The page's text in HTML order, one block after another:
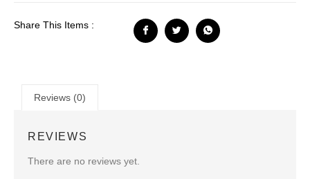
Share This Items :
Reviews (0)
REVIEWS
There are no reviews yet.